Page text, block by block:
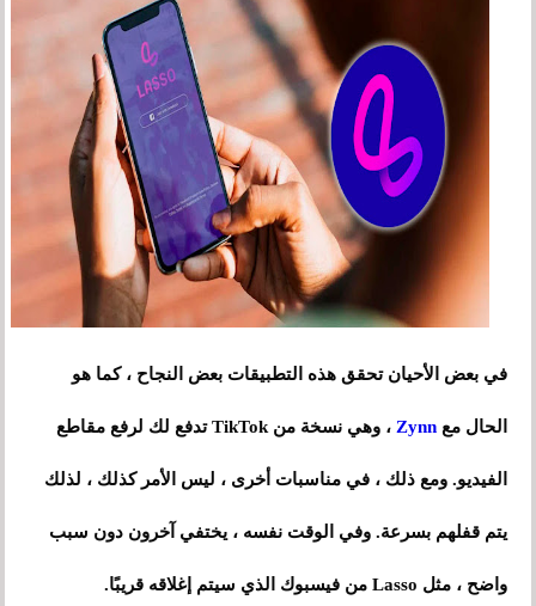
في بعض الأحيان تحقق هذه التطبيقات بعض النجاح ، كما هو
الحال معZynn ، وهي نسخة من TikTok تدفع لك لرفع مقاطع
الفيديو. ومع ذلك ، في مناسبات أخرى ، ليس الأمر كذلك ، لذلك
يتم قفلهم بسرعة. وفي الوقت نفسه ، يختفي آخرون دون سبب
واضح ، مثل Lasso من فيسبوك الذي سيتم إغلاقه قريبًا.